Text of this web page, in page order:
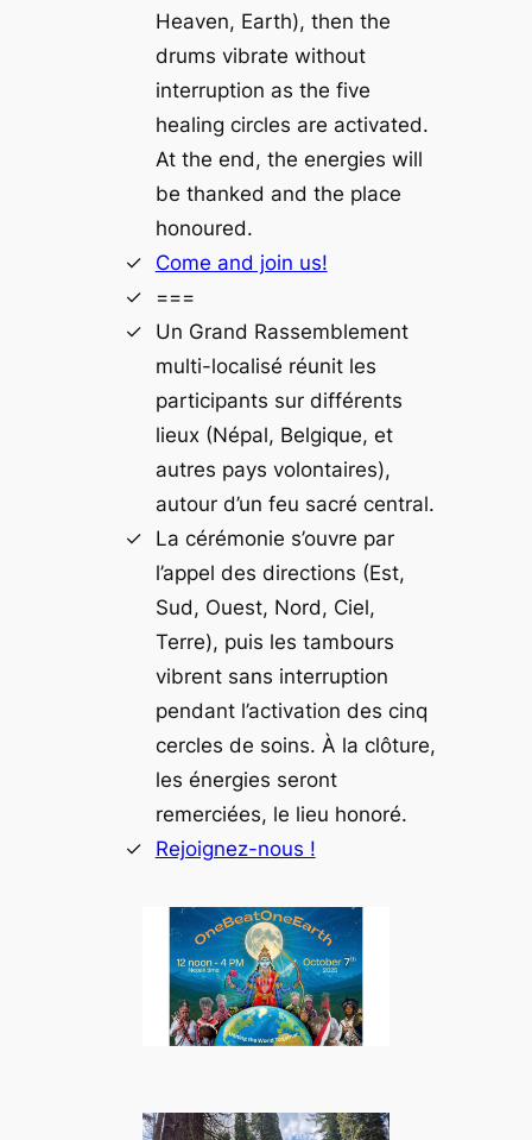
Heaven, Earth), then the
drums vibrate without
interruption as the five
healing circles are activated.
At the end, the energies will
be thanked and the place
honoured.
Come and join us!
===
Un Grand Rassemblement
multi-localisé réunit les
participants sur différents
lieux (Népal, Belgique, et
autres pays volontaires),
autour d’un feu sacré central.
La cérémonie s’ouvre par
l’appel des directions (Est,
Sud, Ouest, Nord, Ciel,
Terre), puis les tambours
vibrent sans interruption
pendant l’activation des cinq
cercles de soins. À la clôture,
les énergies seront
remerciées, le lieu honoré.
Rejoignez-nous !